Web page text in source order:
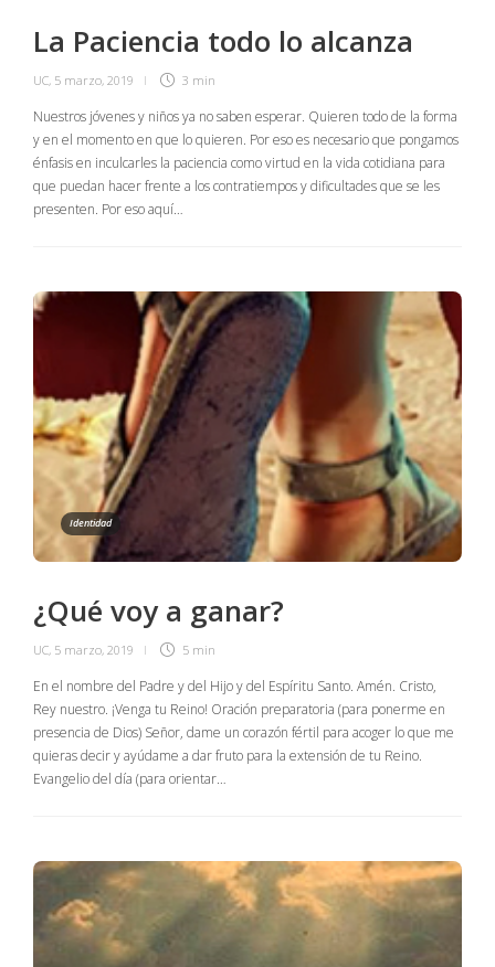
La Paciencia todo lo alcanza
UC, 5 marzo, 2019 3 min
Nuestros jóvenes y niños ya no saben esperar. Quieren todo de la forma
y en el momento en que lo quieren. Por eso es necesario que pongamos
énfasis en inculcarles la paciencia como virtud en la vida cotidiana para
que puedan hacer frente a los contratiempos y dificultades que se les
presenten. Por eso aquí…
Identidad
¿Qué voy a ganar?
UC, 5 marzo, 2019 5 min
En el nombre del Padre y del Hijo y del Espíritu Santo. Amén. Cristo,
Rey nuestro. ¡Venga tu Reino! Oración preparatoria (para ponerme en
presencia de Dios) Señor, dame un corazón fértil para acoger lo que me
quieras decir y ayúdame a dar fruto para la extensión de tu Reino.
Evangelio del día (para orientar…